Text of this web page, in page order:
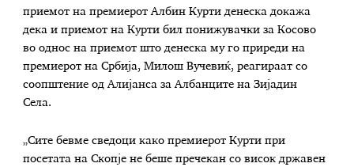
приемот на премиерот Албин Курти денеска докажа
дека и приемот на Курти бил понижувачки за Косово
во однос на приемот што денеска му го приреди на
премиерот на Србија, Милош Вучевиќ, реагираат со
соопштение од Алијанса за Албанците на Зијадин
Села.
„Сите бевме сведоци како премиерот Курти при
посетата на Скопје не беше пречекан со висок државен